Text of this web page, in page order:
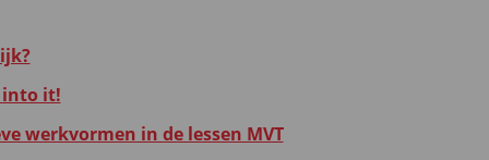
into it!
werkvormen in de lessen MVT